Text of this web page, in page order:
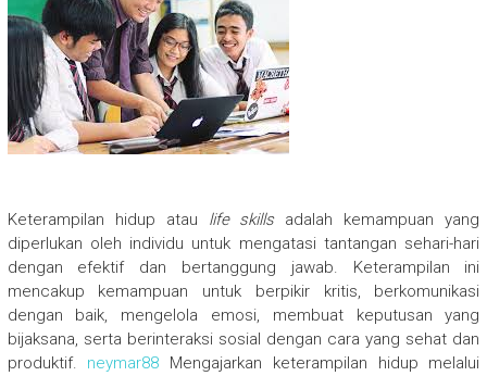
Keterampilan hidup atau life skillsadalah kemampuan yang
diperlukan oleh individu untuk mengatasi tantangan sehari-hari
dengan efektif dan bertanggung jawab. Keterampilan ini
mencakup kemampuan untuk berpikir kritis, berkomunikasi
dengan baik, mengelola emosi, membuat keputusan yang
bijaksana, serta berinteraksi sosial dengan cara yang sehat dan
produktif. neymar88 Mengajarkan keterampilan hidup melalui